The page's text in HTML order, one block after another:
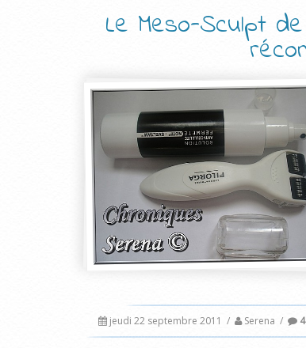
Le Meso-Sculpt
jeudi 22 septembre 2011 / Serena / 4